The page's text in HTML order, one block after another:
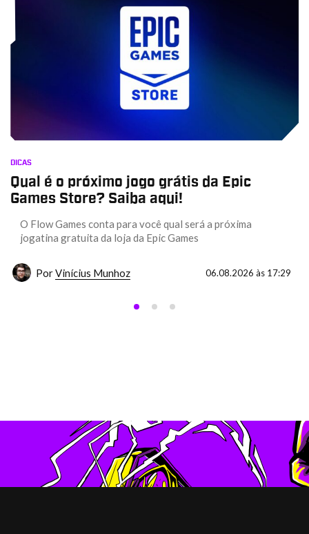
DICAS
Qual é o próximo jogo grátis da Epic
Games Store? Saiba aqui!
O Flow Games conta para você qual será a próxima
jogatina gratuita da loja da Epic Games
PorVinícius Munhoz 06.08.2026 às 17:29